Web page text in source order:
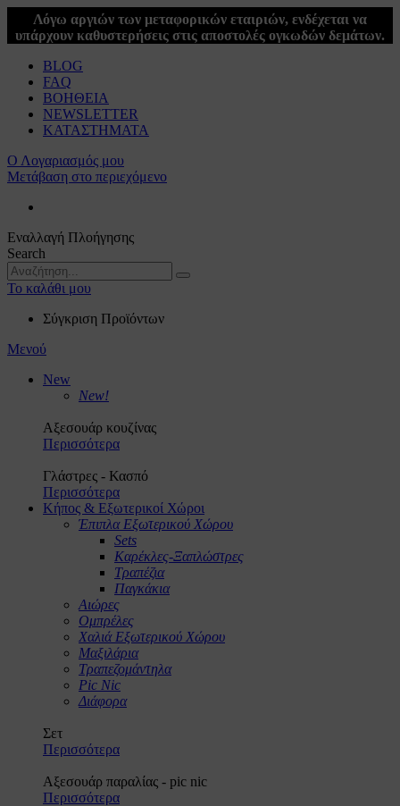
Λόγω αργιών των μεταφορικών εταιριών, ενδέχεται να
υπάρχουν καθυστερήσεις στις αποστολές ογκωδών δεμάτων.
BLOG
FAQ
ΒΟΗΘΕΙΑ
NEWSLETTER
ΚΑΤΑΣΤΗΜΑΤΑ
Ο Λογαριασμός μου
Μετάβαση στο περιεχόμενο
Εναλλαγή Πλοήγησης
Search
Το καλάθι μου
Σύγκριση Προϊόντων
Μενού
New
New!
Αξεσουάρ κουζίνας
Περισσότερα
Γλάστρες - Κασπό
Περισσότερα
Κήπος & Εξωτερικοί Χώροι
Έπιπλα Εξωτερικού Χώρου
Sets
Καρέκλες-Ξαπλώστρες
Τραπέζια
Παγκάκια
Αιώρες
Ομπρέλες
Χαλιά Εξωτερικού Χώρου
Μαξιλάρια
Τραπεζομάντηλα
Pic Nic
Διάφορα
Σετ
Περισσότερα
Αξεσουάρ παραλίας - pic nic
Περισσότερα